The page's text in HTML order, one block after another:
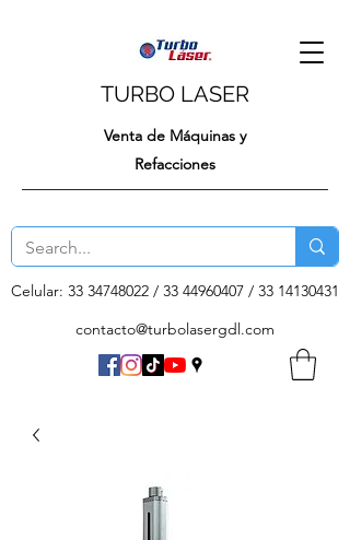
TURBO LASER
Venta de Máquinas y
Refacciones
Celular: 33 34748022 / 33 44960407 / 33 14130431
contacto@turbolasergdl.com